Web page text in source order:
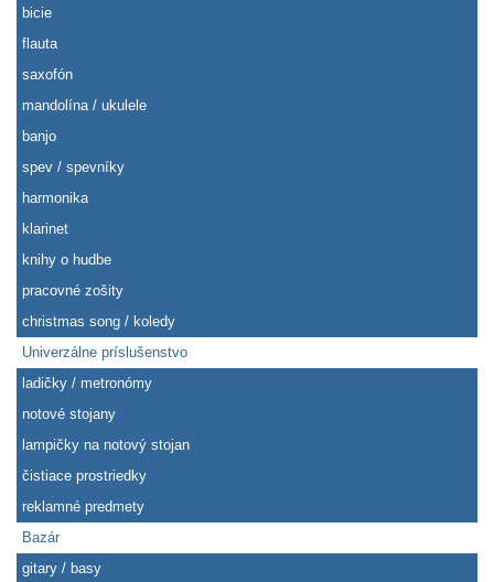
bicie
flauta
saxofón
mandolína / ukulele
banjo
spev / spevníky
harmonika
klarinet
knihy o hudbe
pracovné zošity
christmas song / koledy
Univerzálne príslušenstvo
ladičky / metronómy
notové stojany
lampičky na notový stojan
čistiace prostriedky
reklamné predmety
Bazár
gitary / basy